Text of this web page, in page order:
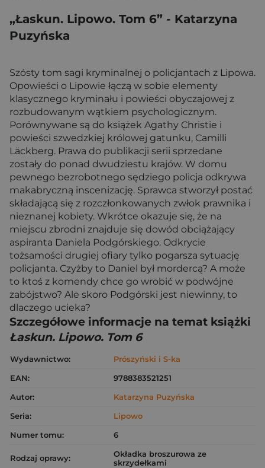
„Łaskun. Lipowo. Tom 6” - Katarzyna
Puzyńska
Szósty tom sagi kryminalnej o policjantach z Lipowa.
Opowieści o Lipowie łączą w sobie elementy
klasycznego kryminału i powieści obyczajowej z
rozbudowanym wątkiem psychologicznym.
Porównywane są do książek Agathy Christie i
powieści szwedzkiej królowej gatunku, Camilli
Läckberg. Prawa do publikacji serii sprzedane
zostały do ponad dwudziestu krajów. W domu
pewnego bezrobotnego sędziego policja odkrywa
makabryczną inscenizację. Sprawca stworzył postać
składającą się z rozczłonkowanych zwłok prawnika i
nieznanej kobiety. Wkrótce okazuje się, że na
miejscu zbrodni znajduje się dowód obciążający
aspiranta Daniela Podgórskiego. Odkrycie
tożsamości drugiej ofiary tylko pogarsza sytuację
policjanta. Czyżby to Daniel był mordercą? A może
to ktoś z komendy chce go wrobić w podwójne
zabójstwo? Ale skoro Podgórski jest niewinny, to
dlaczego ucieka?
Szczegółowe informacje na temat książki
Łaskun. Lipowo. Tom 6
Wydawnictwo:
Prószyński i S-ka
EAN:
9788383521251
Autor:
Katarzyna Puzyńska
Seria:
Lipowo
Numer tomu:
6
Rodzaj oprawy:
Okładka broszurowa ze
skrzydełkami